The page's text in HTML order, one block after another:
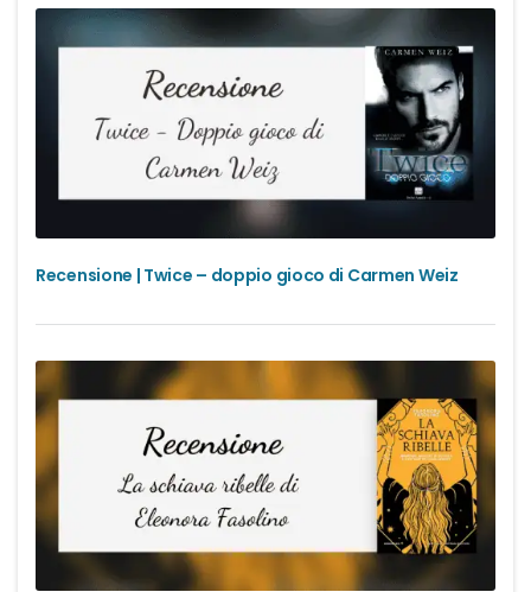
Recensione | Twice – doppio gioco di Carmen Weiz